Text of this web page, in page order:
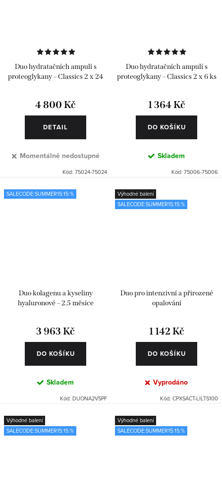
Duo hydratačních ampulí s
proteoglykany – Classics 2 x 24
4 800 Kč
DETAIL
Momentálně nedostupné
Kód: 75024-75024
Duo hydratačních ampulí s
proteoglykany – Classics 2 x 6 ks
1 364 Kč
DO KOŠÍKU
Skladem
Kód: 75006-75006
SALECODE:SUMMER15:15:%
Duo kolagenu a kyseliny
hyaluronové – 2.5 měsíce
3 963 Kč
DO KOŠÍKU
Skladem
Kód: DUONA2V5PF
Výhodné balení
SALECODE:SUMMER15:15:%
Duo pro intenzivní a přirozené
opalování
1 142 Kč
DO KOŠÍKU
Vyprodáno
Kód: CPXSACT-LILTS100
Výhodné balení
SALECODE:SUMMER15:15:%
Výhodné balení
SALECODE:SUMMER15:15:%